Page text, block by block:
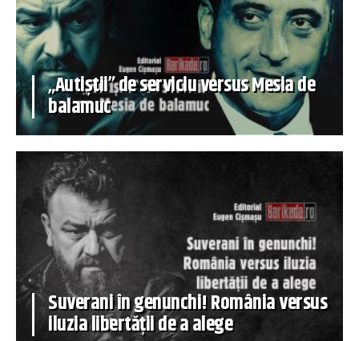
„Autiștii” de serviciu versus Mesia de
balamuc
Suverani în genunchi! România versus
iluzia libertății de a alege